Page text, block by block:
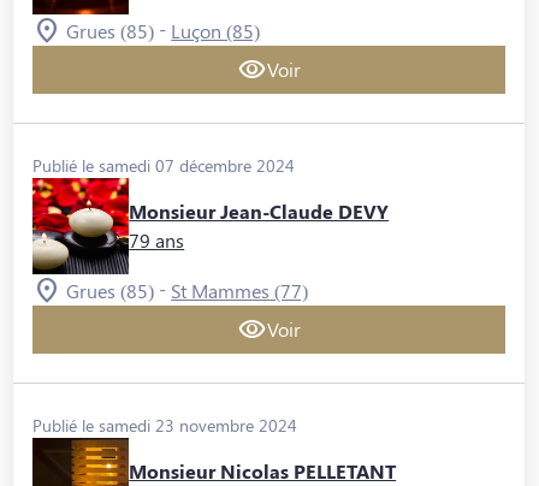
Grues (85) - Luçon (85)
Voir
Publié le samedi 07 décembre 2024
Monsieur Jean-Claude DEVY
79 ans
Grues (85) - St Mammes (77)
Voir
Publié le samedi 23 novembre 2024
Monsieur Nicolas PELLETANT